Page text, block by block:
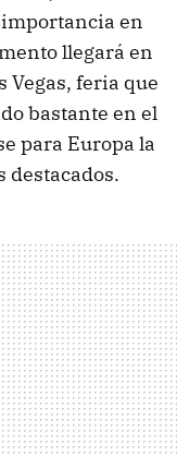
en
llegará en
Vegas, feria que
bastante en el
para Europa la
destacados.